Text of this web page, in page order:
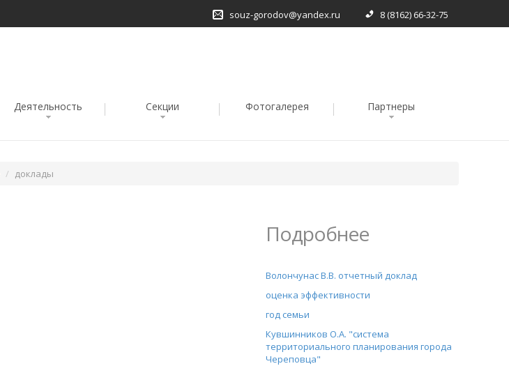
souz-gorodov@yandex.ru 8 (8162) 66-32-75
Деятельность Секции Фотогалерея Партнеры
доклады
Подробнее
Волончунас В.В. отчетный доклад
оценка эффективности
год семьи
Кувшинников О.А. "система
территориального планирования города
Череповца"